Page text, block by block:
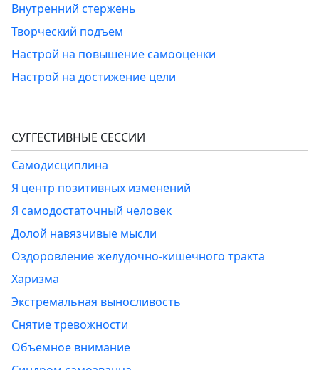
Внутренний стержень
Творческий подъем
Настрой на повышение самооценки
Настрой на достижение цели
СУГГЕСТИВНЫЕ СЕССИИ
Самодисциплина
Я центр позитивных изменений
Я самодостаточный человек
Долой навязчивые мысли
Оздоровление желудочно-кишечного тракта
Харизма
Экстремальная выносливость
Снятие тревожности
Объемное внимание